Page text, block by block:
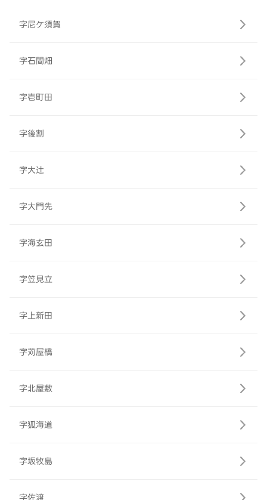
字尼ケ須賀
字石間畑
字壱町田
字後割
字大辻
字大門先
字海玄田
字笠見立
字上新田
字苅屋橋
字北屋敷
字狐海道
字坂牧島